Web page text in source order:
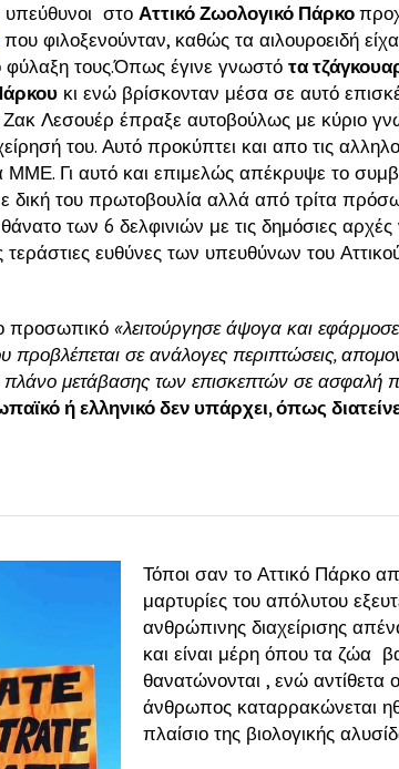
υπεύθυνοι στο Αττικό Ζωολογικό Πάρκο
που φιλοξενούνταν, καθώς τα αιλουροειδή
τους.Όπως έγινε γνωστό τα
κι ενώ βρίσκονταν μέσα σε αυτό
Ζακ Λεσουέρ έπραξε αυτοβούλως με κύριο
του. Αυτό προκύπτει και απο τις
ΜΜΕ. Γι αυτό και επιμελώς απέκρυψε το
δική του πρωτοβουλία αλλά από τρίτα
των 6 δελφινιών με τις δημόσιες αρχές
ευθύνες των υπευθύνων του
προσωπικό «λειτούργησε άψογα και
προβλέπεται σε ανάλογες περιπτώσεις,
μετάβασης των επισκεπτών σε ασφαλή
ή ελληνικό δεν υπάρχει, όπως
Τόποι σαν το Αττικό Πάρκο
μαρτυρίες του απόλυτου
ανθρώπινης διαχείρισης
και είναι μέρη όπου τα ζώα
θανατώνονται , ενώ αντίθετα
άνθρωπος καταρρακώνεται
πλαίσιο της βιολογικής